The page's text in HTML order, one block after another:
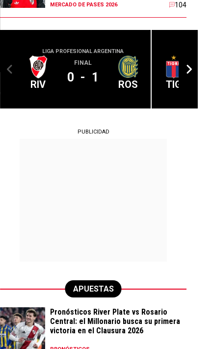
MERCADO DE PASES 2026 104
LIGA PROFESIONAL ARGENTINA
RIV
FINAL
0 - 1 ROS TIG
PUBLICIDAD
APUESTAS
Pronósticos River Plate vs Rosario
Central: el Millonario busca su primera
victoria en el Clausura 2026